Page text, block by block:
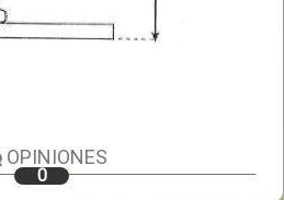
OPINIONES
0